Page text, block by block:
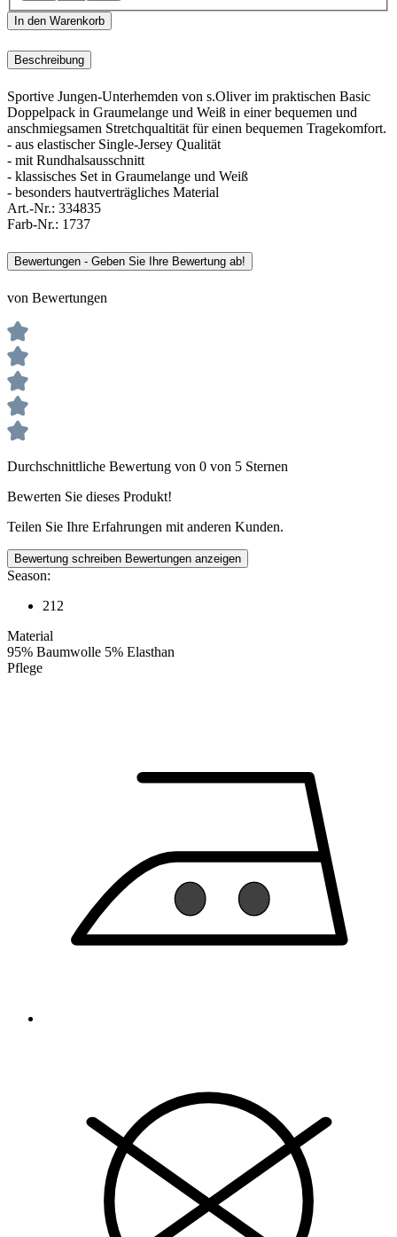
In den Warenkorb
Beschreibung
Sportive Jungen-Unterhemden von s.Oliver im praktischen Basic
Doppelpack in Graumelange und Weiß in einer bequemen und
anschmiegsamen Stretchqualtität für einen bequemen Tragekomfort.
- aus elastischer Single-Jersey Qualität
- mit Rundhalsausschnitt
- klassisches Set in Graumelange und Weiß
- besonders hautverträgliches Material
Art.-Nr.: 334835
Farb-Nr.: 1737
Bewertungen - Geben Sie Ihre Bewertung ab!
von Bewertungen
Durchschnittliche Bewertung von 0 von 5 Sternen
Bewerten Sie dieses Produkt!
Teilen Sie Ihre Erfahrungen mit anderen Kunden.
Bewertung schreiben Bewertungen anzeigen
Season:
212
Material
95% Baumwolle 5% Elasthan
Pflege